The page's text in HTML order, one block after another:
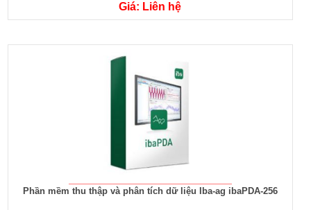
Giá: Liên hệ
Phần mềm thu thập và phân tích dữ liệu Iba-ag ibaPDA-256